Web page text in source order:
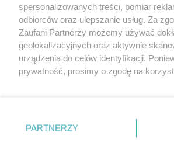
spersonalizowanych treści, pomiar
odbiorców oraz ulepszanie usług. Za
Zaufani Partnerzy możemy używać
geolokalizacyjnych oraz aktywnie
urządzenia do celów identyfikacji.
prywatność, prosimy o zgodę na
. Niektóre
danych nie wymagają zgody
PARTNERZY